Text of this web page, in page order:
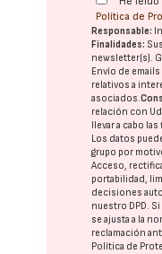
Política de
Responsable:
Finalidades:
newsletter(s).
Envío de
relativos a
asociados.
relación con
llevar a cabo
Los datos
grupo por
Acceso,
portabilidad,
decisiones
nuestro DPD.
se ajusta a la
reclamación
Política de